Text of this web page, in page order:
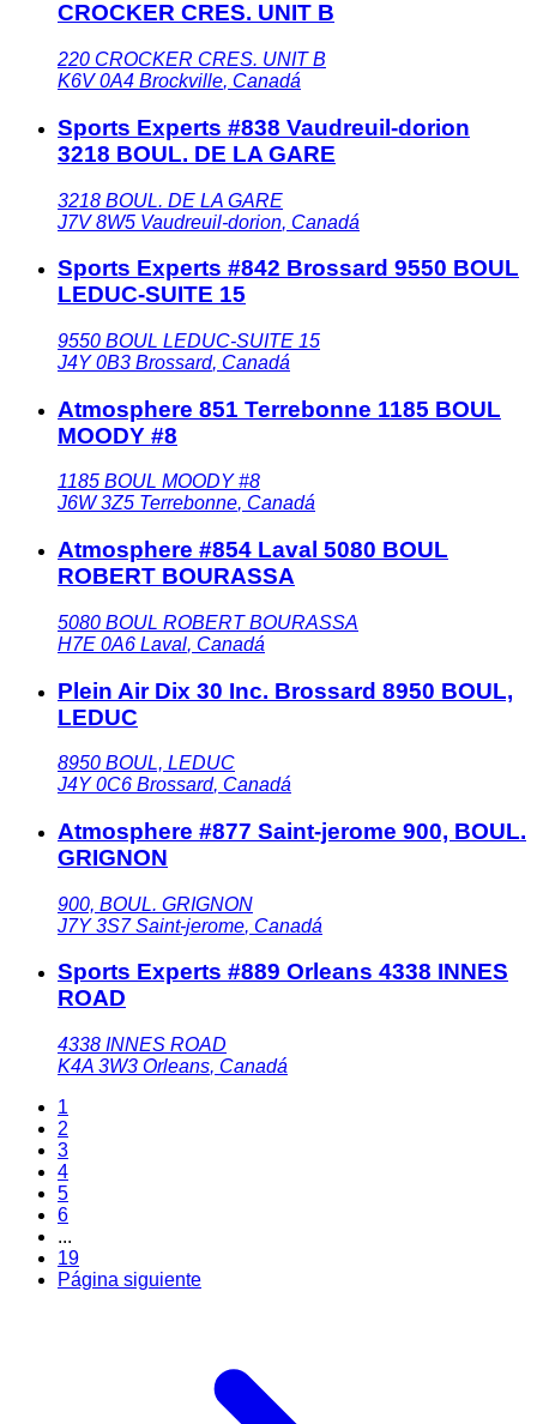
CROCKER CRES. UNIT B
220 CROCKER CRES. UNIT B
K6V 0A4 Brockville, Canadá
Sports Experts #838 Vaudreuil-dorion
3218 BOUL. DE LA GARE
3218 BOUL. DE LA GARE
J7V 8W5 Vaudreuil-dorion, Canadá
Sports Experts #842 Brossard 9550 BOUL
LEDUC-SUITE 15
9550 BOUL LEDUC-SUITE 15
J4Y 0B3 Brossard, Canadá
Atmosphere 851 Terrebonne 1185 BOUL
MOODY #8
1185 BOUL MOODY #8
J6W 3Z5 Terrebonne, Canadá
Atmosphere #854 Laval 5080 BOUL
ROBERT BOURASSA
5080 BOUL ROBERT BOURASSA
H7E 0A6 Laval, Canadá
Plein Air Dix 30 Inc. Brossard 8950 BOUL,
LEDUC
8950 BOUL, LEDUC
J4Y 0C6 Brossard, Canadá
Atmosphere #877 Saint-jerome 900, BOUL.
GRIGNON
900, BOUL. GRIGNON
J7Y 3S7 Saint-jerome, Canadá
Sports Experts #889 Orleans 4338 INNES
ROAD
4338 INNES ROAD
K4A 3W3 Orleans, Canadá
1
2
3
4
5
6
...
19
Página siguiente